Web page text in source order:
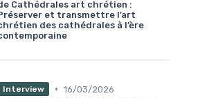
Cathédrales art chrétien :
et transmettre l’art
des cathédrales à l’ère
Interview • 16/03/2026